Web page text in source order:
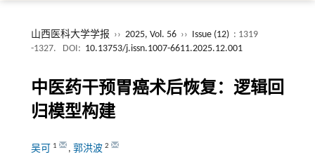
山西医科大学学报 ›› 2025, Vol. 56 ›› Issue (12) : 1319
-1327.
DOI: 10.13753/j.issn.1007-6611.2025.12.001
中医药干预胃癌术后恢复：逻辑回
归模型构建
吴可 1 , 郭洪波 2